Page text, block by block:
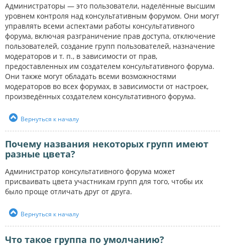
Администраторы — это пользователи, наделённые высшим
уровнем контроля над консультативным форумом. Они могут
управлять всеми аспектами работы консультативного
форума, включая разграничение прав доступа, отключение
пользователей, создание групп пользователей, назначение
модераторов и т. п., в зависимости от прав,
предоставленных им создателем консультативного форума.
Они также могут обладать всеми возможностями
модераторов во всех форумах, в зависимости от настроек,
произведённых создателем консультативного форума.
Вернуться к началу
Почему названия некоторых групп имеют
разные цвета?
Администратор консультативного форума может
присваивать цвета участникам групп для того, чтобы их
было проще отличать друг от друга.
Вернуться к началу
Что такое группа по умолчанию?